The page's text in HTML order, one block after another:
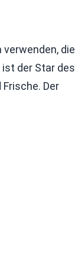
die
ist der Star des
Der